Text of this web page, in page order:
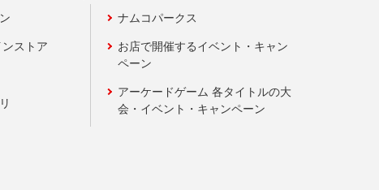
ストア
ナムコパークス
お店で開催するイベント・キャン
ペーン
アーケードゲーム 各タイトルの大
会・イベント・キャンペーン